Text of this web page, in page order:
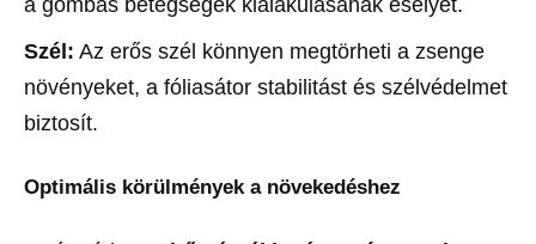
Szél: Az erős szél könnyen megtörheti a zsenge
növényeket, a fóliasátor stabilitást és szélvédelmet
biztosít.
Optimális körülmények a növekedéshez